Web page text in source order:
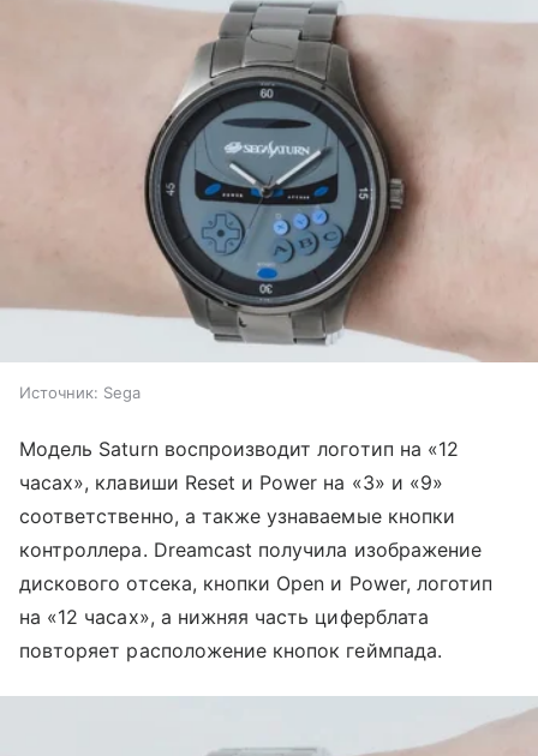
Источник: Sega
Модель Saturn воспроизводит логотип на «12
часах», клавиши Reset и Power на «3» и «9»
соответственно, а также узнаваемые кнопки
контроллера. Dreamcast получила изображение
дискового отсека, кнопки Open и Power, логотип
на «12 часах», а нижняя часть циферблата
повторяет расположение кнопок геймпада.